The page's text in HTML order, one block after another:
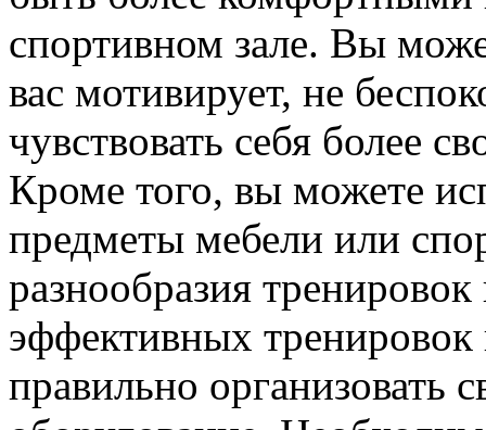
спортивном зале. Вы
вас мотивирует, не
чувствовать себя более
Кроме того, вы можете
предметы мебели или
разнообразия
эффективных
правильно организовать